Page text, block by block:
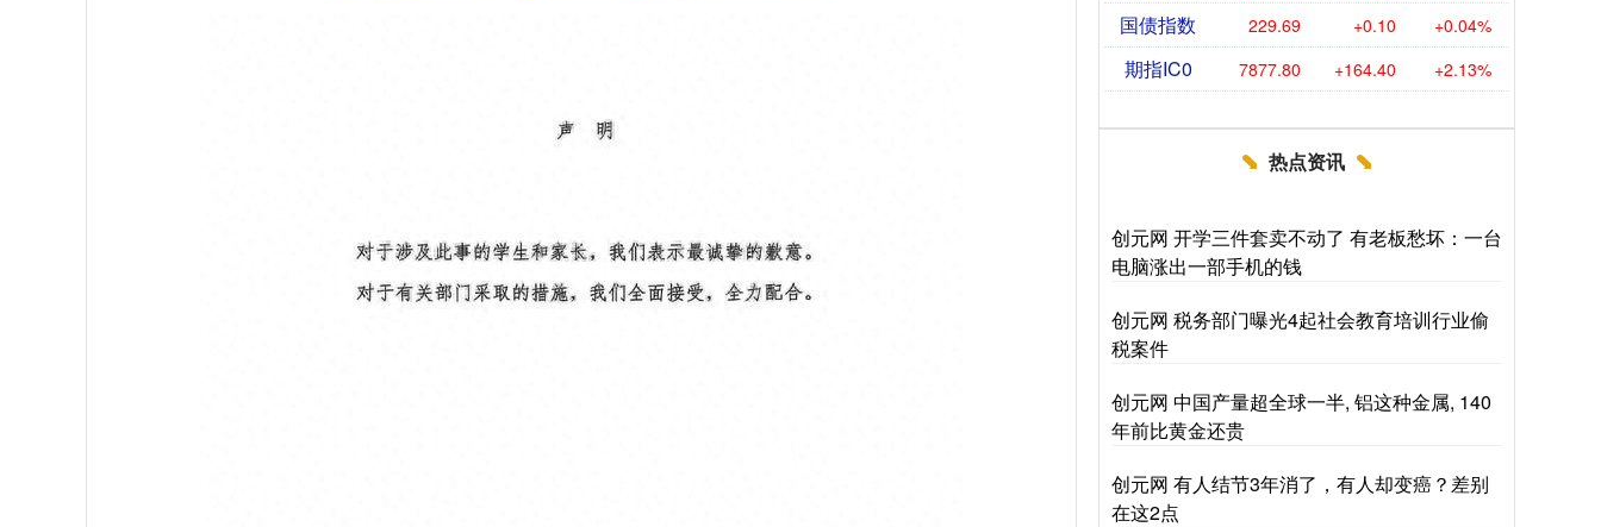
国债指数 229.69 +0.10 +0.04%
期指IC0 7877.80 +164.40 +2.13%
热点资讯
创元网 开学三件套卖不动了 有老板愁坏：一台
电脑涨出一部手机的钱
创元网 税务部门曝光4起社会教育培训行业偷
税案件
创元网 中国产量超全球一半, 铝这种金属, 140
年前比黄金还贵
创元网 有人结节3年消了，有人却变癌？差别
在这2点